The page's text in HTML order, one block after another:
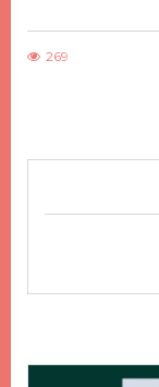
269